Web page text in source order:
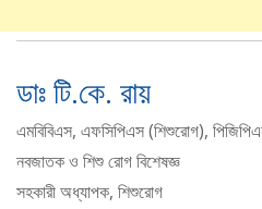
ডাঃ টি.কে. রায়
এমবিবিএস, এফসিপিএস (শিশুরোগ), পিজিপিএন
নবজাতক ও শিশু রোগ বিশেষজ্ঞ
সহকারী অধ্যাপক, শিশুরোগ